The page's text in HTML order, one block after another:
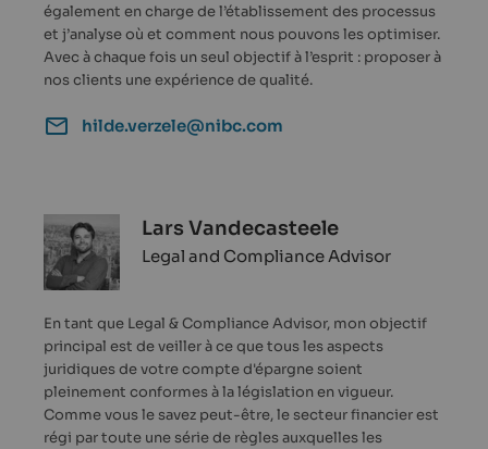
également en charge de l’établissement des processus
et j’analyse où et comment nous pouvons les optimiser.
Avec à chaque fois un seul objectif à l’esprit : proposer à
nos clients une expérience de qualité.
hilde.verzele@nibc.com
Lars Vandecasteele
Legal and Compliance Advisor
En tant que Legal & Compliance Advisor, mon objectif
principal est de veiller à ce que tous les aspects
juridiques de votre compte d'épargne soient
pleinement conformes à la législation en vigueur.
Comme vous le savez peut-être, le secteur financier est
régi par toute une série de règles auxquelles les